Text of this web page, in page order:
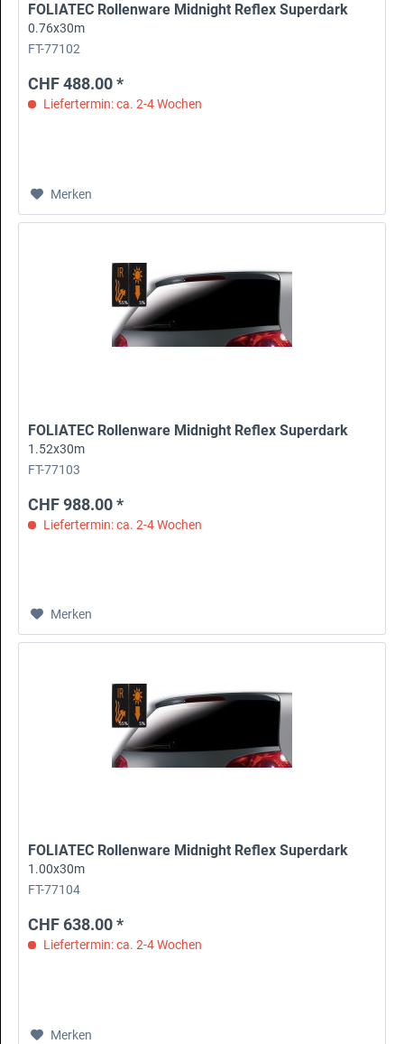
FOLIATEC Rollenware Midnight Reflex Superdark
0.76x30m
FT-77102
CHF 488.00 *
Liefertermin: ca. 2-4 Wochen
Merken
FOLIATEC Rollenware Midnight Reflex Superdark
1.52x30m
FT-77103
CHF 988.00 *
Liefertermin: ca. 2-4 Wochen
Merken
FOLIATEC Rollenware Midnight Reflex Superdark
1.00x30m
FT-77104
CHF 638.00 *
Liefertermin: ca. 2-4 Wochen
Merken